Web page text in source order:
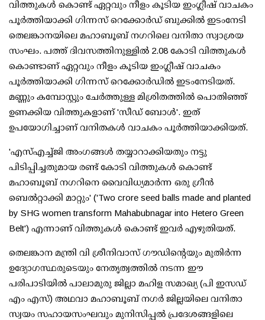
വിത്തുകള്‍ കൊണ്ട് ഏറ്റവും നീളം കൂടിയ ഇംഗ്ലീഷ് വാചകം
പൂര്‍ത്തിയാക്കി ഗിന്നസ് റെക്കോര്‍ഡ് ബുക്കില്‍ ഇടംനേടി
തെലങ്കാനയിലെ മഹാബൂബ് നഗറിലെ വനിതാ സ്വാശ്രയ
സംഘം. പത്ത് ദിവസത്തിനുള്ളില്‍ 2.08 കോടി വിത്തുകള്‍
കൊണ്ടാണ് ഏറ്റവും നീളം കൂടിയ ഇംഗ്ലീഷ് വാചകം
പൂര്‍ത്തിയാക്കി ഗിന്നസ് റെക്കോര്‍ഡില്‍ ഇടംനേടിയത്.
മണ്ണും കമ്പോസ്റ്റും ചേര്‍ത്തുള്ള മിശ്രിതത്തില്‍ പൊതിഞ്ഞ്
ഉണക്കിയ വിത്തുകളാണ് 'സീഡ് ബോള്‍'. ഇത്
ഉപയോഗിച്ചാണ് വനിതകള്‍ വാചകം പൂര്‍ത്തിയാക്കിയത്.
'എസ്എച്ച്ജി അംഗങ്ങള്‍ തയ്യാറാക്കിയതും നട്ടു
പിടിപ്പിച്ചതുമായ രണ്ട് കോടി വിത്തുകള്‍ കൊണ്ട്
മഹാബൂബ് നഗറിനെ വൈവിധ്യമാര്‍ന്ന ഒരു ഗ്രീന്‍
ബെല്‍റ്റാക്കി മാറ്റും' ('Two crore seed balls made and planted
by SHG women transform Mahabubnagar into Hetero Green
Belt') എന്നാണ് വിത്തുകള്‍ കൊണ്ട് ഇവര്‍ എഴുതിയത്.
തെലങ്കാന മന്ത്രി വി ശ്രീനിവാസ് ഗൗഡിന്റെയും മുതിര്‍ന്ന
ഉദ്യോഗസ്ഥരുടെയും നേതൃത്വത്തില്‍ നടന്ന ഈ
പരിപാടിയില്‍ പാലാമുരു ജില്ലാ മഹിള സമാഖ്യ (പി ഇസഡ്
എം എസ്) അഥവാ മഹാബൂബ് നഗര്‍ ജില്ലയിലെ വനിതാ
സ്വയം സഹായസംഘവും മുനിസിപ്പല്‍ പ്രദേശങ്ങളിലെ